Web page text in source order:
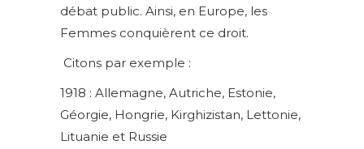
débat public. Ainsi, en Europe, les
Femmes conquièrent ce droit.
Citons par exemple :
1918 : Allemagne, Autriche, Estonie,
Géorgie, Hongrie, Kirghizistan, Lettonie,
Lituanie et Russie